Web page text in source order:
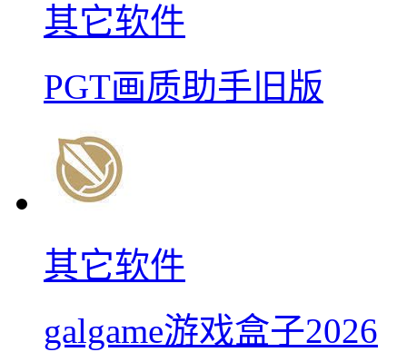
其它软件
PGT画质助手旧版
其它软件
galgame游戏盒子2026